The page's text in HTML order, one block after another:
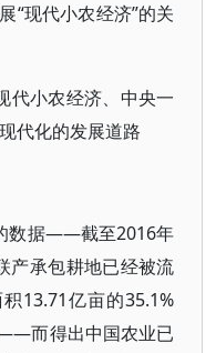
“现代小农经济”的关
代小农经济、中央一
代化的发展道路
数据——截至2016年
产承包耕地已经被流
13.71亿亩的35.1%
——而得出中国农业已